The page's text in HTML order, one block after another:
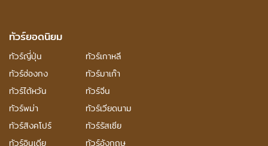
ทัวร์ยอดนิยม
ทัวร์ญี่ปุ่น
ทัวร์เกาหลี
ทัวร์ฮ่องกง
ทัวร์มาเก๊า
ทัวร์ไต้หวัน
ทัวร์จีน
ทัวร์พม่า
ทัวร์เวียดนาม
ทัวร์สิงคโปร์
ทัวร์รัสเซีย
ทัวร์อินเดีย
ทัวร์อังกฤษ